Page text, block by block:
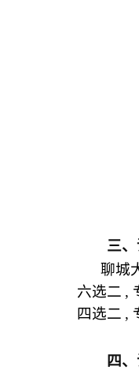
三
聊城
六选二 ,
四选二 ,
四